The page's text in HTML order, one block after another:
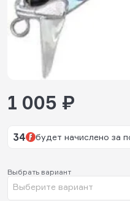
Выбрать вариант
Выберите вариант
1 005 ₽
34 будет начислено за